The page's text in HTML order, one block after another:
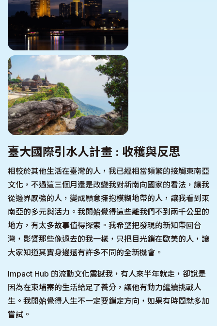
臺大國際引水人計畫 : 收穫與反思
相較於其他生活在臺灣的人，我已經相當頻繁的接觸東南亞
文化，不過這三個月還是改變我對新南向國家的看法，讓我
從邊界感強的人，變成願意擁抱模糊地帶的人，讓我看到東
南亞的多元與活力。我開始覺得這些離我們不到兩千公里的
地方，有太多故事值得探索。我希望把發現的新知帶回台
灣，影響那些像過去的我一樣，只把目光鎖在歐美的人，讓
大家知道其實身邊還有許多不同的全新機會。
Impact Hub 的流動文化震撼我，有人來半年就走，卻說是
因為在柬埔寨的生活給足了養分，讓他有動力繼續挑戰人
生。我開始覺得人生不一定要鎖定方向，如果有時間就多加
嘗試。